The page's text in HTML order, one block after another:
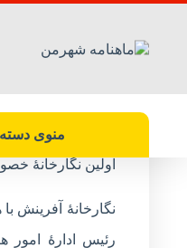
منوی
اولین نگارخانۀ
نگارخانۀ آفرینش
رئیس ادارۀ امور